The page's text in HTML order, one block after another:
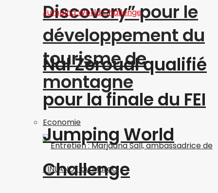
Discovery” pour le
développement du
tourisme de
montagne
Economie
Nal Zeroual qualifié
pour la finale du FEI
Jumping World
Challenge